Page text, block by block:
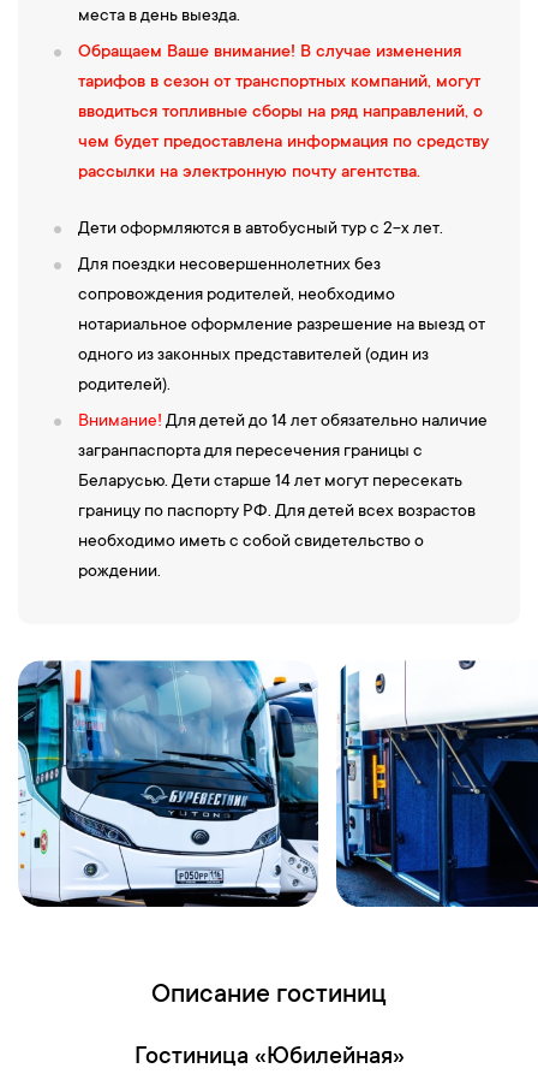
годубыл заключен мир между Советской Россией и
Германией. Именно здесь держал героическую оборону ее
гарнизон в первые дни Великой Отечественной войны.
13:00 — Осмотр величественного мемориала "Брестская
крепость-герой", включающего форты, бастионы, казармы,
скульптурные композиции.ПосещениеМузея обороны
центральном острове крепости Цитадели.
14:00 —Обед в кафе города.
Экскурсия в Беловежскую пущу, занесенную в Список
мирового культурного и природного наследия ЮНЕСКО. В
настоящее время — это Национальный парк, в котором
сочетаются богатый растительный мир и изумительные
сувениров.
17:30 —Завершение экскурсионной программы. Отправление.
5-й день
Прибытие г.Чебоксары.Ориентировочное время приезда
18:00.
места в день выезда.
Обращаем Ваше внимание! В случае изменения
тарифов в сезон от транспортных компаний, могут
вводиться топливные сборы на ряд направлений, о
чем будет предоставлена информация по средству
рассылки на электронную почту агентства.
Дети оформляются в автобусный тур с 2-х лет.
Для поездки несовершеннолетних без
сопровождения родителей, необходимо
нотариальное оформление разрешение на выезд от
одного из законных представителей (один из
родителей).
Внимание! Для детей до 14 лет обязательно наличие
загранпаспорта для пересечения границы с
Беларусью. Дети старше 14 лет могут пересекать
границу по паспорту РФ. Для детей всех возрастов
необходимо иметь с собой свидетельство о
рождении.
Описание гостиниц
Гостиница «Юбилейная»